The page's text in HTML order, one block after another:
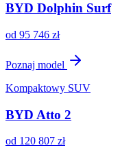
BYD Dolphin Surf
od 95 746 zł
Poznaj model
Kompaktowy SUV
BYD Atto 2
od 120 807 zł